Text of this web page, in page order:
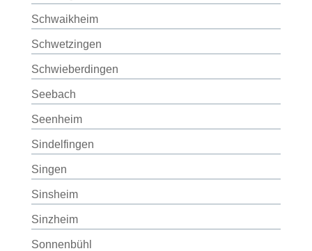
Schwaikheim
Schwetzingen
Schwieberdingen
Seebach
Seenheim
Sindelfingen
Singen
Sinsheim
Sinzheim
Sonnenbühl